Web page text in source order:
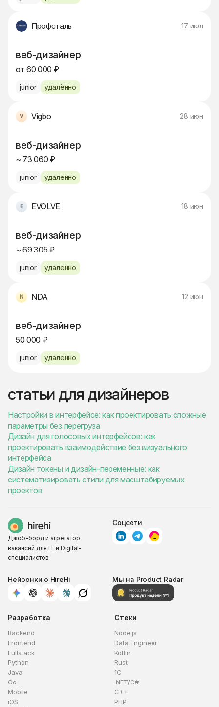
Профсталь 17 июл
веб-дизайнер
от 60 000 ₽
junior удалённо
Vigbo 28 июн
веб-дизайнер
~ 73 060 ₽
junior удалённо
EVOLVE 18 июн
веб-дизайнер
~ 69 305 ₽
junior удалённо
NDA 12 июн
веб-дизайнер
50 000 ₽
junior удалённо
статьи для дизайнеров
Настройки в интерфейсе: как проектировать сложные
параметры без перегруза
Дизайн для голосовых интерфейсов: как
проектировать взаимодействие без визуального
интерфейса
Дизайн токены и дизайн-переменные: как
систематизировать стили для масштабируемых
проектов
Джоб-борд и агрегатор
вакансий для IT и Digital-
специалистов
Соцсети
Нейронки о HireHi Мы на Product Radar
Разработка
Backend
Frontend
Fullstack
Python
Java
Go
Mobile
iOS
Стеки
Node.js
Data Engineer
Kotlin
Rust
1C
.NET/C#
C++
PHP